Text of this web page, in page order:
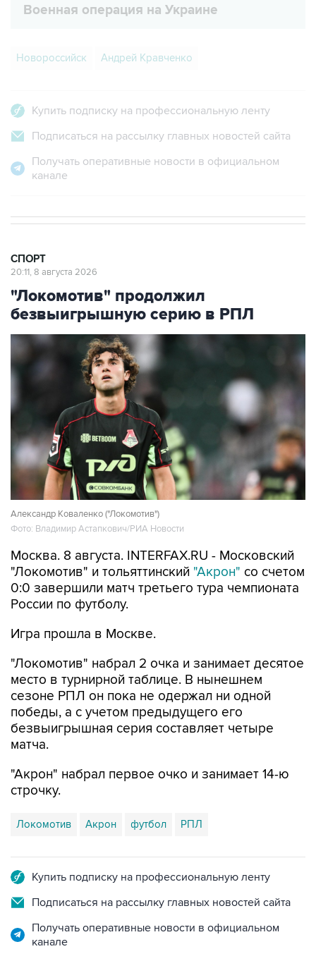
Военная операция на Украине
Новороссийск Андрей Кравченко
Купить подписку на профессиональную ленту
Подписаться на рассылку главных новостей сайта
Получать оперативные новости в официальном
канале
СПОРТ
20:11, 8 августа 2026
"Локомотив" продолжил
безвыигрышную серию в РПЛ
Александр Коваленко ("Локомотив")
Фото: Владимир Астапкович/РИА Новости
Москва. 8 августа. INTERFAX.RU - Московский
"Локомотив" и тольяттинский "Акрон" со счетом
0:0 завершили матч третьего тура чемпионата
России по футболу.
Игра прошла в Москве.
"Локомотив" набрал 2 очка и занимает десятое
место в турнирной таблице. В нынешнем
сезоне РПЛ он пока не одержал ни одной
победы, а с учетом предыдущего его
безвыигрышная серия составляет четыре
матча.
"Акрон" набрал первое очко и занимает 14-ю
строчку.
Локомотив Акрон футбол РПЛ
Купить подписку на профессиональную ленту
Подписаться на рассылку главных новостей сайта
Получать оперативные новости в официальном
канале